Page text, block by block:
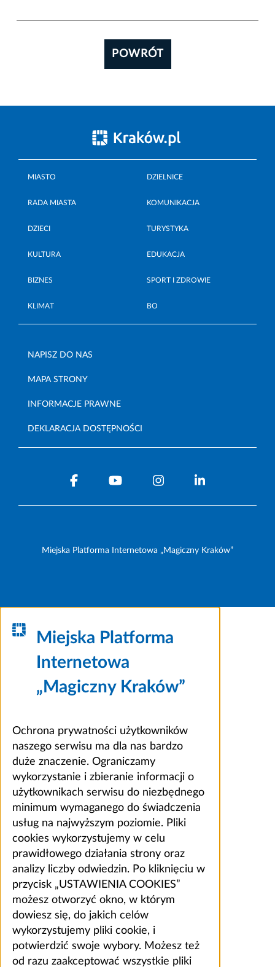
POWRÓT
MIASTO DZIELNICE
RADA MIASTA KOMUNIKACJA
DZIECI TURYSTYKA
KULTURA EDUKACJA
BIZNES SPORT I ZDROWIE
KLIMAT BO
NAPISZ DO NAS
MAPA STRONY
INFORMACJE PRAWNE
DEKLARACJA DOSTĘPNOŚCI
Miejska Platforma Internetowa „Magiczny Kraków”
Miejska Platforma
Internetowa
„Magiczny Kraków”
Ochrona prywatności użytkowników
naszego serwisu ma dla nas bardzo
duże znaczenie. Ograniczamy
wykorzystanie i zbieranie informacji o
użytkownikach serwisu do niezbędnego
minimum wymaganego do świadczenia
usług na najwyższym poziomie. Pliki
cookies wykorzystujemy w celu
prawidłowego działania strony oraz
analizy liczby odwiedzin. Po kliknięciu w
przycisk „USTAWIENIA COOKIES”
możesz otworzyć okno, w którym
dowiesz się, do jakich celów
wykorzystujemy pliki cookie, i
potwierdzić swoje wybory. Możesz też
od razu zaakceptować wszystkie pliki